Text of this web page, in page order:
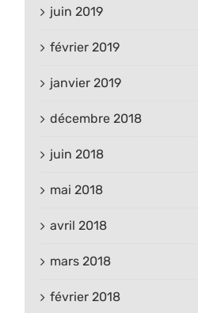
juin 2019
février 2019
janvier 2019
décembre 2018
juin 2018
mai 2018
avril 2018
mars 2018
février 2018